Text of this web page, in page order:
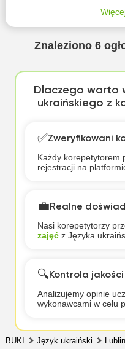
Znaleziono 6
Dlaczego warto
ukraińskiego z
✅Zweryfikowani
Każdy korepetytorem
rejestracji na
💼Realne
Nasi korepetytorzy
zajęćz Języka
🔍Kontrola
Analizujemy opinie
wykonawcami w celu
BUKI Język ukraiński Lublin